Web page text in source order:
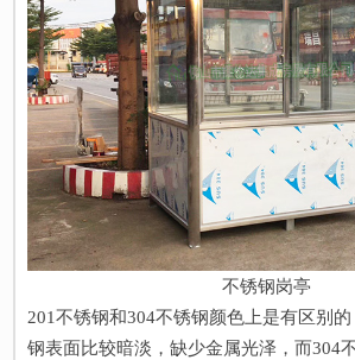
不锈钢岗亭
201不锈钢和304不锈钢颜色上是有区别
钢表面比较暗淡，缺少金属光泽，而304